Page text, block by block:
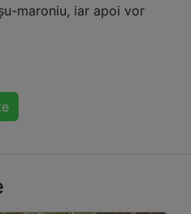
maroniu, iar apoi vor